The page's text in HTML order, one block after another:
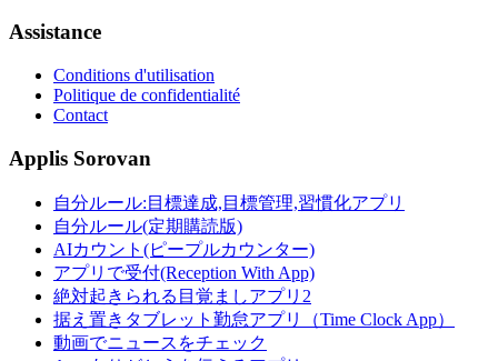
Assistance
Conditions d'utilisation
Politique de confidentialité
Contact
Applis Sorovan
自分ルール:目標達成,目標管理,習慣化アプリ
自分ルール(定期購読版)
AIカウント(ピープルカウンター)
アプリで受付(Reception With App)
絶対起きられる目覚ましアプリ2
据え置きタブレット勤怠アプリ（Time Clock App）
動画でニュースをチェック